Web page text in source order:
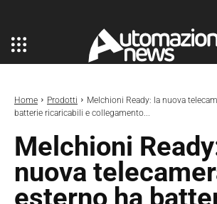
Home Prodotti
Melchioni Ready: la nuova
batterie ricaricabili e collegamento...
Melchioni
nuova
esterno ha